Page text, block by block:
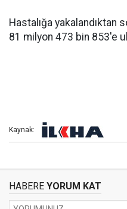
Hastalığa yakalandıktan
81 milyon 473 bin 853'e
Kaynak:
HABERE YORUM KAT